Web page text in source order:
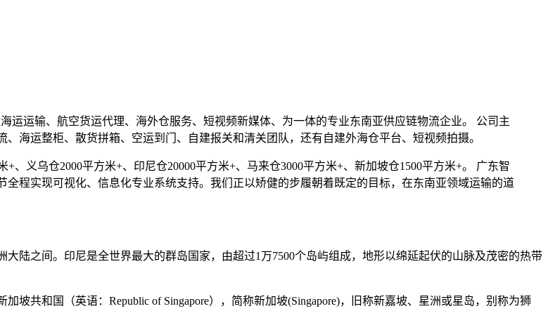
运运输、航空货运代理、海外仓服务、短视频新媒体、为一体的专业东南亚供应链物流企业。 公司主
海运整柜、散货拼箱、空运到门、自建报关和清关团队，还有自建外海仓平台、短视频拍摄。
、义乌仓2000平方米+、印尼仓20000平方米+、马来仓3000平方米+、新加坡仓1500平方米+。 广东智
程实现可视化、信息化专业系统支持。我们正以矫健的步履朝着既定的目标，在东南亚领域运输的道
陆之间。印尼是全世界最大的群岛国家，由超过1万7500个岛屿组成，地形以绵延起伏的山脉及茂密的热带
共和国（英语：Republic of Singapore），简称新加坡(Singapore)，旧称新嘉坡、星洲或星岛，别称为狮